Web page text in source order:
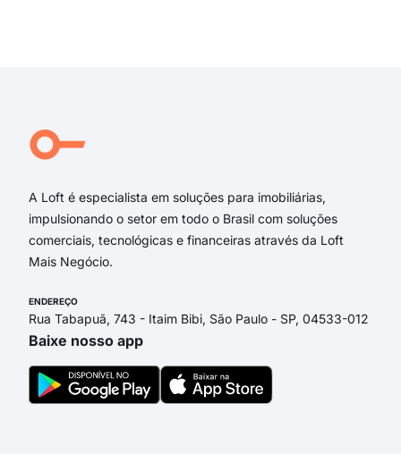
A Loft é especialista em soluções para imobiliárias,
impulsionando o setor em todo o Brasil com soluções
comerciais, tecnológicas e financeiras através da Loft
Mais Negócio.
ENDEREÇO
Rua Tabapuã, 743 - Itaim Bibi, São Paulo - SP, 04533-012
Baixe nosso app